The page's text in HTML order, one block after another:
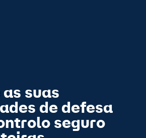
suas
de defesa
seguro